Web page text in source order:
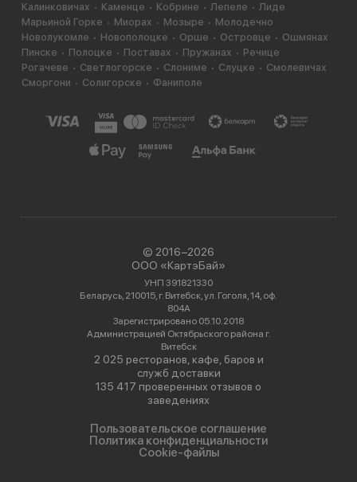
Калинковичах
Каменце Кобрине Лепеле
Лиде
Марьиной Горке
Миорах Мозыре
Молодечно
Новолукомле
Новополоцке Орше Островце
Ошмянах
Пинске
Полоцке Поставах Пружанах
Речице
Рогачеве
Светлогорске Слониме Слуцке
Смолевичах
Сморгони
Солигорске Фаниполе
© 2016−2026
ООО «КартэБай»
УНП 391821330
Беларусь, 210015, г. Витебск, ул. Гоголя, 14, оф.
804А
Зарегистрировано 05.10.2018
Администрацией Октябрьского района г.
Витебск
2 025 ресторанов, кафе, баров и
служб доставки
135 417 проверенных отзывов о
заведениях
Пользовательское соглашение
Политика конфиденциальности
Cookie-файлы